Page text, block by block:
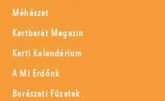
Méhészet
Kertbarát Magazin
Kerti Kalendárium
A Mi Erdőnk
Borászati Füzetek